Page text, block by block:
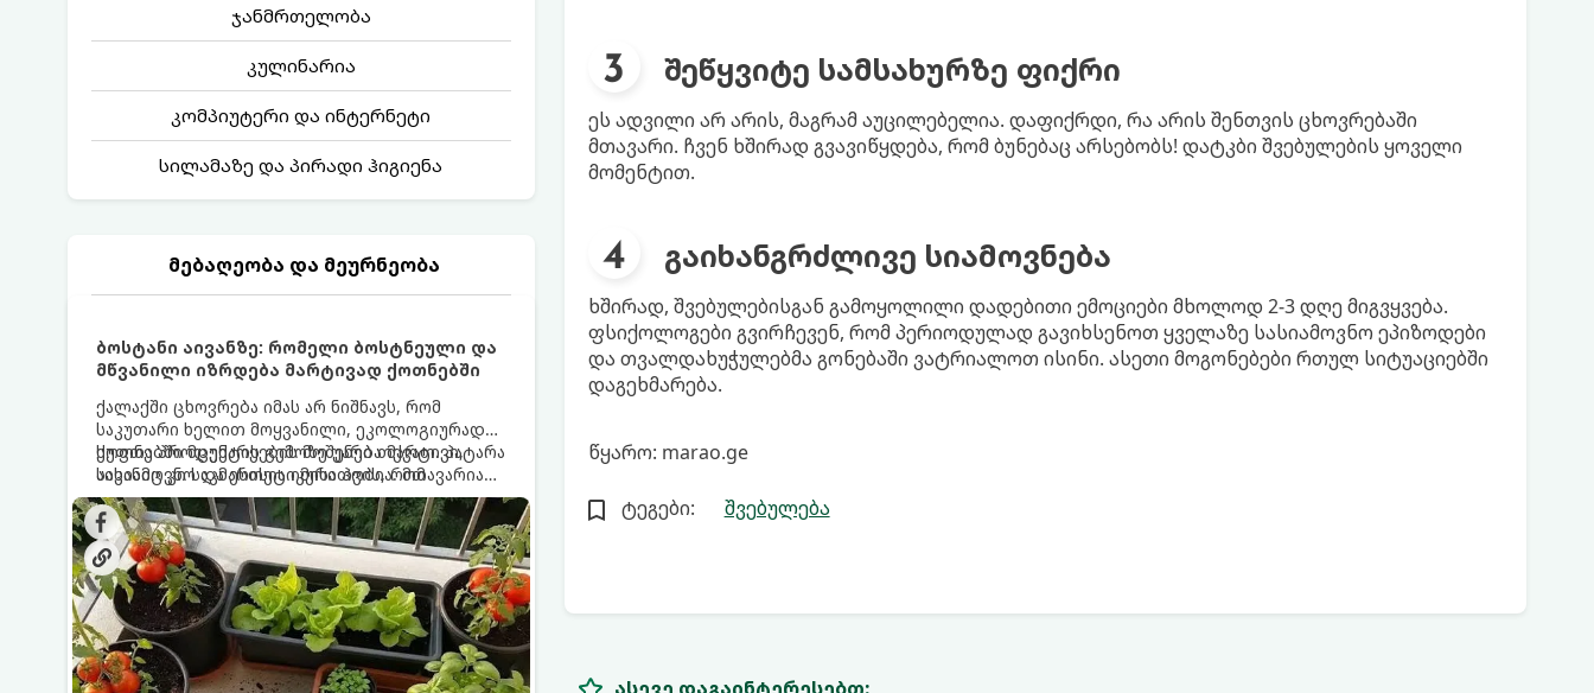
ჯანმრთელობა
კულინარია
კომპიუტერი და ინტერნეტი
სილამაზე და პირადი ჰიგიენა
მებაღეობა და მეურნეობა
ბოსტანი აივანზე: რომელი ბოსტნეული და
მწვანილი იზრდება მარტივად ქოთნებში
ქალაქში ცხოვრება იმას არ ნიშნავს, რომ
საკუთარი ხელით მოყვანილი, ეკოლოგიურად
სუფთა პროდუქტის გემოზე უარი თქვათ. პატარა
აივანიც კი საკმარისია იმისათვის, რომ
მოიწყოთ მინი-ბოსტანი, საიდანაც
ყოველდღიურად ახალ, არომატულ მწვანილსა
და ბოსტნეულს მოკრეფთ.
ქოთნებში მცენარეების მოშენება მარტივი,
სასიამოვნო და ესთეტიკური ჰობია. მთავარია
იცოდეთ, რომელი კულტურები ეგუებიან
ქოთნის პირობებს ყველაზე კარგად და როგორ
მოუაროთ მათ სწორად.
შეწყვიტე სამსახურზე ფიქრი
ეს ადვილი არ არის, მაგრამ აუცილებელია. დაფიქრდი, რა არის შენთვის ცხოვრებაში
მთავარი. ჩვენ ხშირად გვავიწყდება, რომ ბუნებაც არსებობს! დატკბი შვებულების ყოველი
მომენტით.
გაიხანგრძლივე სიამოვნება
ხშირად, შვებულებისგან გამოყოლილი დადებითი ემოციები მხოლოდ 2-3 დღე მიგვყვება.
ფსიქოლოგები გვირჩევენ, რომ პერიოდულად გავიხსენოთ ყველაზე სასიამოვნო ეპიზოდები
და თვალდახუჭულებმა გონებაში ვატრიალოთ ისინი. ასეთი მოგონებები რთულ სიტუაციებში
დაგეხმარება.
წყარო: marao.ge
ტეგები: შვებულება